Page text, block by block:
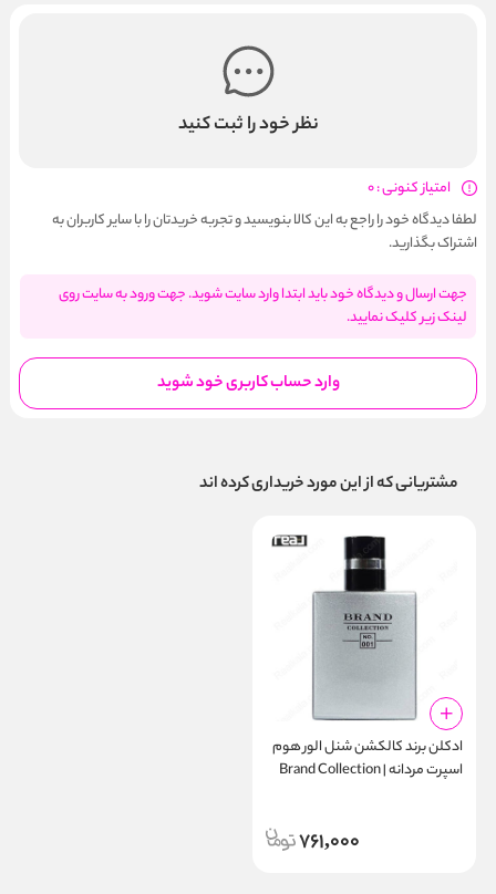
نظر خود را ثبت کنید
امتیاز کنونی : 0
لطفا دیدگاه خود را راجع به این کالا بنویسید و تجربه خریدتان را با سایر کاربران به
اشتراک بگذارید.
جهت ارسال و دیدگاه خود باید ابتدا وارد سایت شوید. جهت ورود به سایت روی
لینک زیر کلیک نمایید.
وارد حساب کاربری خود شوید
مشتریانی که از این مورد خریداری کرده اند
ادکلن برند کالکشن شنل الور هوم
اسپرت مردانه | Brand Collection
761,000